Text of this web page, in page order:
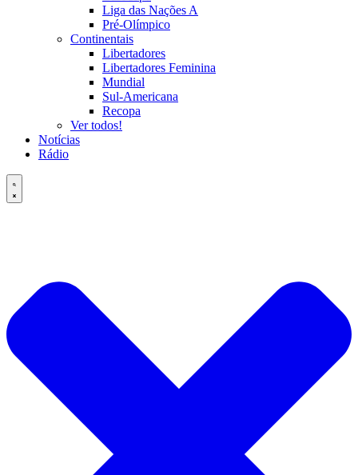
Liga das Nações A
Pré-Olímpico
Continentais
Libertadores
Libertadores Feminina
Mundial
Sul-Americana
Recopa
Ver todos!
Notícias
Rádio